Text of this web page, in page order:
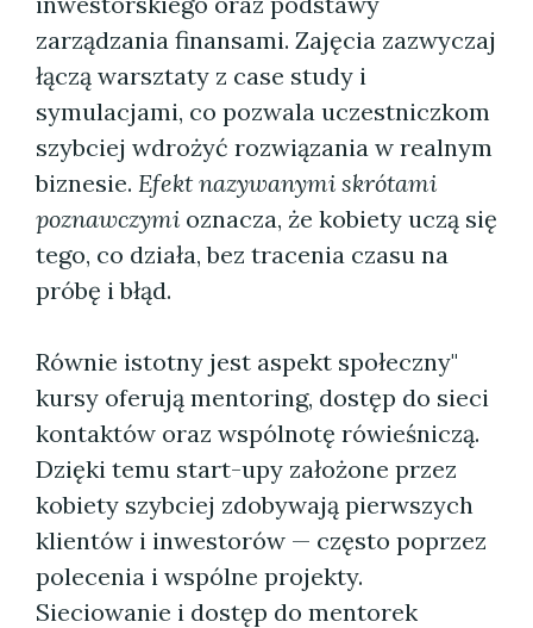
zarządzania finansami. Zajęcia zazwyczaj
łączą warsztaty z case study i
symulacjami, co pozwala uczestniczkom
szybciej wdrożyć rozwiązania w realnym
biznesie. Efekt nazywanymi skrótami
poznawczymi oznacza, że kobiety uczą się
tego, co działa, bez tracenia czasu na
próbę i błąd.
Równie istotny jest aspekt społeczny"
kursy oferują mentoring, dostęp do sieci
kontaktów oraz wspólnotę rówieśniczą.
Dzięki temu start-upy założone przez
kobiety szybciej zdobywają pierwszych
klientów i inwestorów — często poprzez
polecenia i wspólne projekty.
Sieciowanie i dostęp do mentorek